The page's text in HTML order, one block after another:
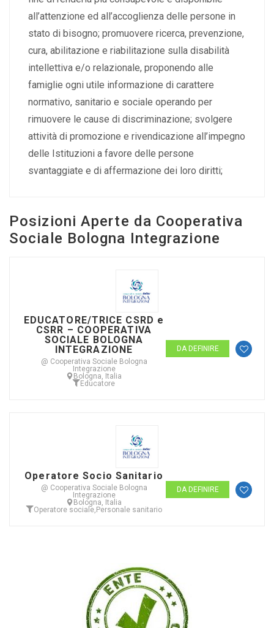
all’attenzione ed all’accoglienza delle persone in
stato di bisogno; promuovere ricerca, prevenzione,
cura, abilitazione e riabilitazione sulla disabilità
intellettiva e/o relazionale, proponendo alle
famiglie ogni utile informazione di carattere
normativo, sanitario e sociale operando per
rimuovere le cause di discriminazione; svolgere
attività di promozione e rivendicazione all’impegno
delle Istituzioni a favore delle persone
svantaggiate e di affermazione dei loro diritti;
Posizioni Aperte da Cooperativa
Sociale Bologna Integrazione
EDUCATORE/TRICE CSRD e
CSRR – COOPERATIVA
SOCIALE BOLOGNA
INTEGRAZIONE
@ Cooperativa Sociale Bologna
Integrazione
Bologna, Italia
Educatore
DA DEFINIRE
Operatore Socio Sanitario
@ Cooperativa Sociale Bologna
Integrazione
Bologna, Italia
Operatore sociale, Personale sanitario
DA DEFINIRE